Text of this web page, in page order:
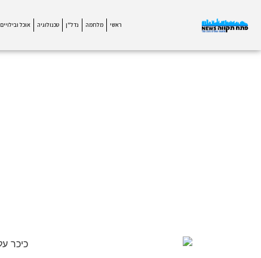
ראשי מלחמה נדל"ן טכנולוגיה אוכל ובילויים